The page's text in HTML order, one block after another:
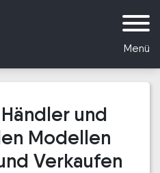
Menü
und
Modellen
Verkaufen